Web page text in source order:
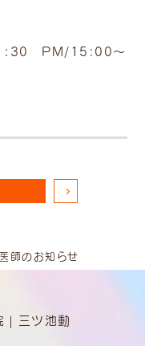
PM/15:00～
師のお知らせ